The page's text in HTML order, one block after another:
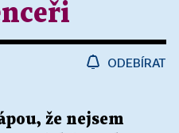
ODEBÍRAT
že nejsem